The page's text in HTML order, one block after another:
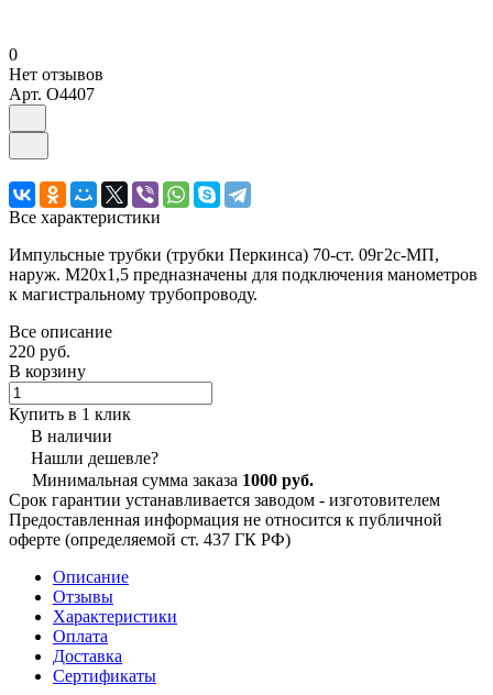
0
Нет отзывов
Арт. O4407
Все характеристики
Импульсные трубки (трубки Перкинса) 70-ст. 09г2с-МП,
наруж. М20х1,5 предназначены для подключения манометров
к магистральному трубопроводу.
Все описание
220 руб.
В корзину
Купить в 1 клик
В наличии
Нашли дешевле?
Минимальная сумма заказа 1000 руб.
Срок гарантии устанавливается заводом - изготовителем
Предоставленная информация не относится к публичной
оферте (определяемой ст. 437 ГК РФ)
Описание
Отзывы
Характеристики
Оплата
Доставка
Сертификаты